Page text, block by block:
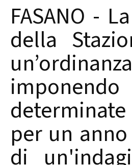
FASANO -
della
per un
di